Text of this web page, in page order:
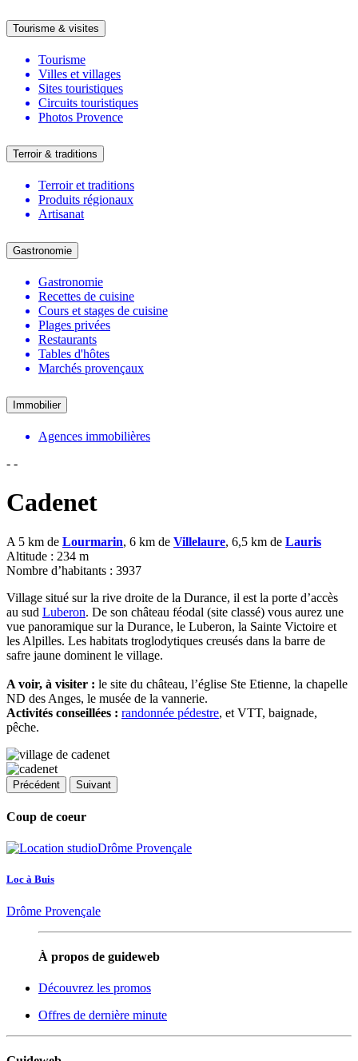
Tourisme & visites
Tourisme
Villes et villages
Sites touristiques
Circuits touristiques
Photos Provence
Terroir & traditions
Terroir et traditions
Produits régionaux
Artisanat
Gastronomie
Gastronomie
Recettes de cuisine
Cours et stages de cuisine
Plages privées
Restaurants
Tables d'hôtes
Marchés provençaux
Immobilier
Agences immobilières
- -
Cadenet
A 5 km de Lourmarin, 6 km de Villelaure, 6,5 km de Lauris
Altitude : 234 m
Nombre d’habitants : 3937
Village situé sur la rive droite de la Durance, il est la porte d’accès
au sud Luberon. De son château féodal (site classé) vous aurez une
vue panoramique sur la Durance, le Luberon, la Sainte Victoire et
les Alpilles. Les habitats troglodytiques creusés dans la barre de
safre jaune dominent le village.
A voir, à visiter : le site du château, l’église Ste Etienne, la chapelle
ND des Anges, le musée de la vannerie.
Activités conseillées : randonnée pédestre, et VTT, baignade,
pêche.
Précédent Suivant
Coup de coeur
Loc à Buis
Drôme Provençale
À propos de guideweb
Découvrez les promos
Offres de dernière minute